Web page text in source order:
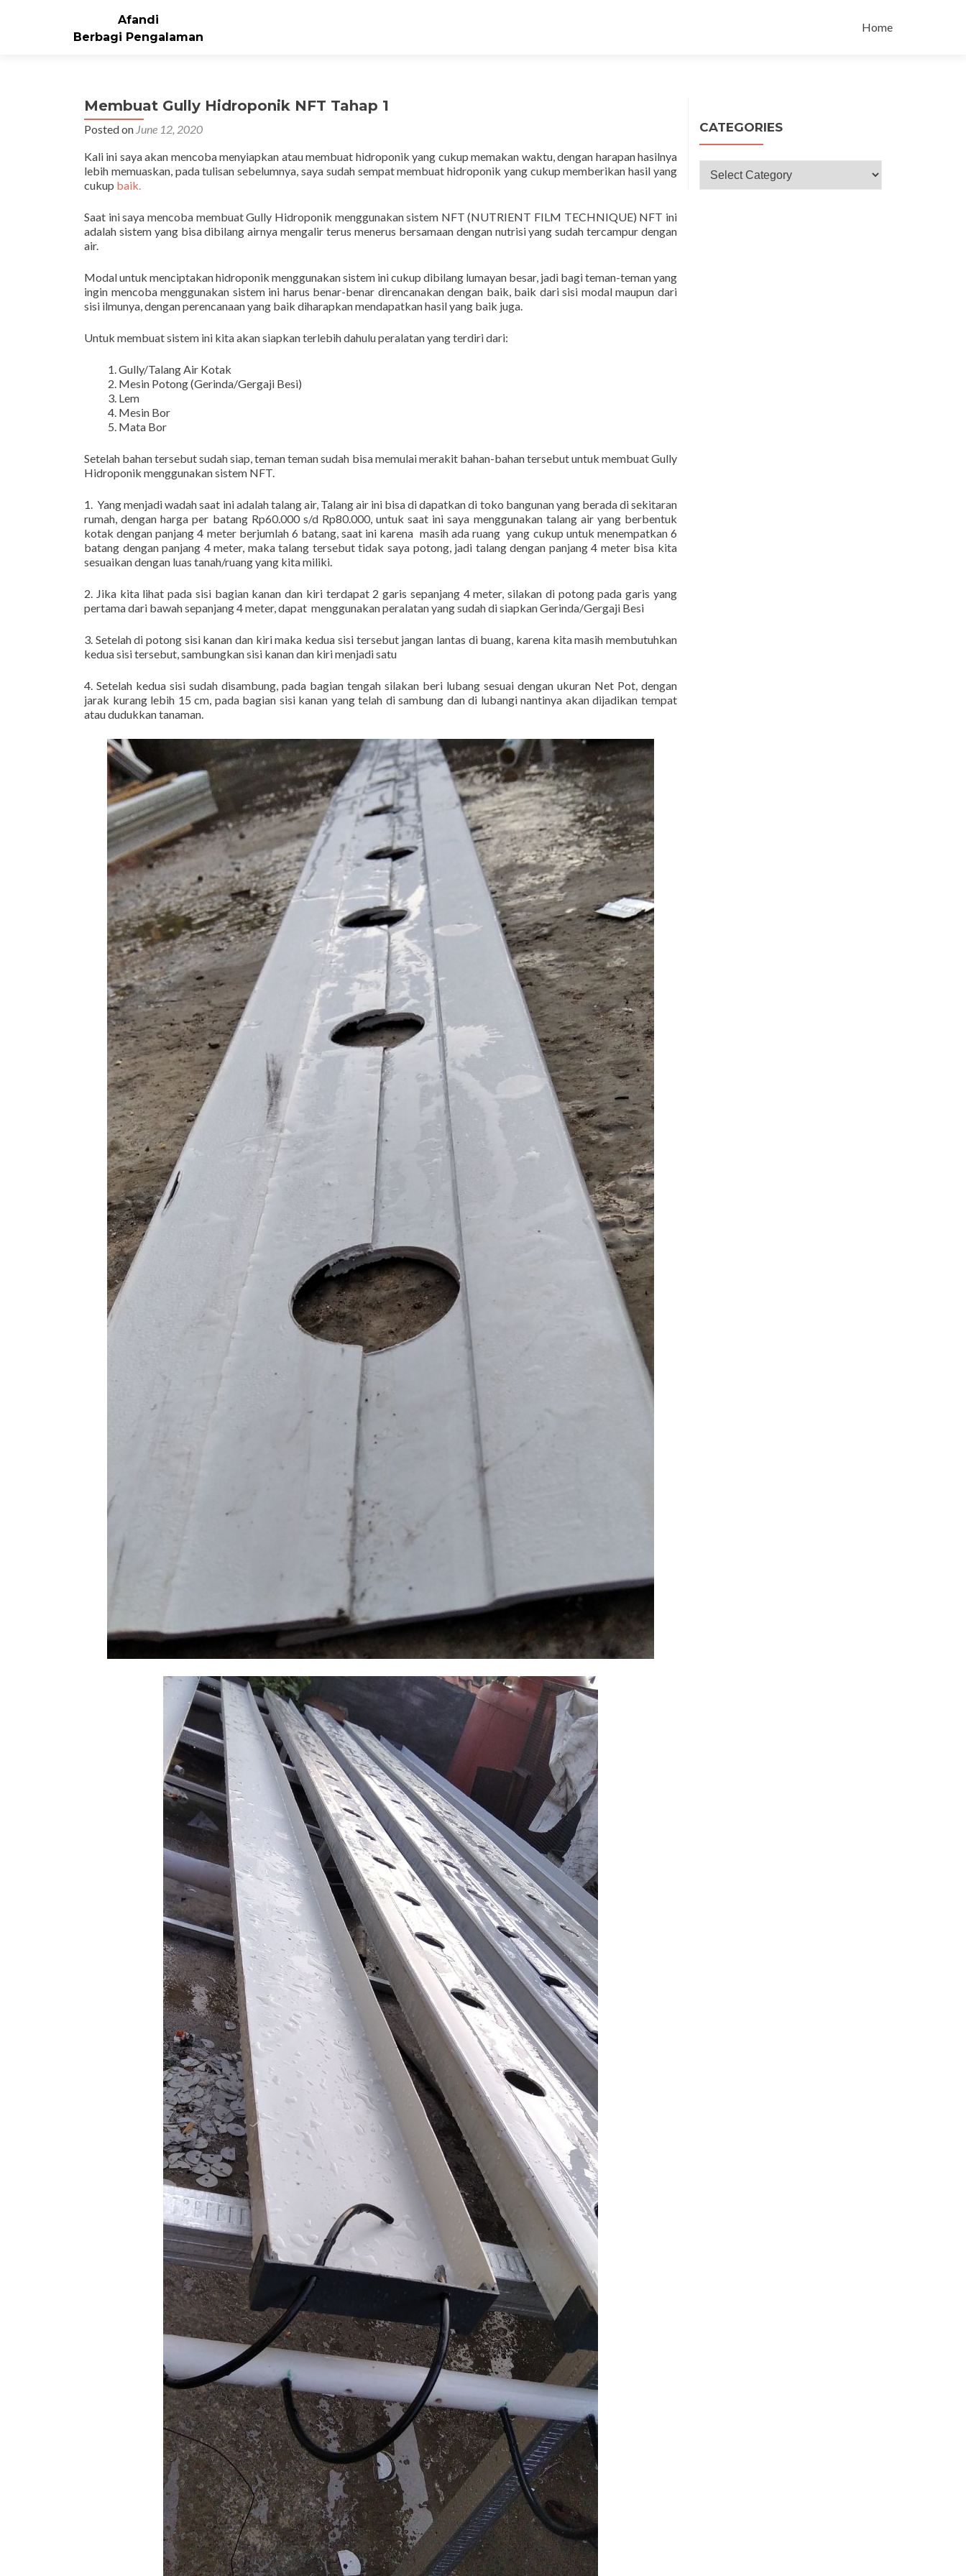
Afandi
Berbagi Pengalaman
to
Home
Membuat Gully Hidroponik NFT Tahap 1
Posted on June 12, 2020
Kali ini saya akan mencoba menyiapkan atau membuat hidroponik yang cukup memakan waktu, dengan harapan hasilnya
lebih memuaskan, pada tulisan sebelumnya, saya sudah sempat membuat hidroponik yang cukup memberikan hasil yang
cukup baik.
Saat ini saya mencoba membuat Gully Hidroponik menggunakan sistem NFT (NUTRIENT FILM TECHNIQUE) NFT ini
adalah sistem yang bisa dibilang airnya mengalir terus menerus bersamaan dengan nutrisi yang sudah tercampur dengan
air.
Modal untuk menciptakan hidroponik menggunakan sistem ini cukup dibilang lumayan besar, jadi bagi teman-teman yang
ingin mencoba menggunakan sistem ini harus benar-benar direncanakan dengan baik, baik dari sisi modal maupun dari
sisi ilmunya, dengan perencanaan yang baik diharapkan mendapatkan hasil yang baik juga.
Untuk membuat sistem ini kita akan siapkan terlebih dahulu peralatan yang terdiri dari:
Gully/Talang Air Kotak
Mesin Potong (Gerinda/Gergaji Besi)
Lem
Mesin Bor
Mata Bor
Setelah bahan tersebut sudah siap, teman teman sudah bisa memulai merakit bahan-bahan tersebut untuk membuat Gully
Hidroponik menggunakan sistem NFT.
1. Yang menjadi wadah saat ini adalah talang air, Talang air ini bisa di dapatkan di toko bangunan yang berada di sekitaran
rumah, dengan harga per batang Rp60.000 s/d Rp80.000, untuk saat ini saya menggunakan talang air yang berbentuk
kotak dengan panjang 4 meter berjumlah 6 batang, saat ini karena masih ada ruang yang cukup untuk menempatkan 6
batang dengan panjang 4 meter, maka talang tersebut tidak saya potong, jadi talang dengan panjang 4 meter bisa kita
sesuaikan dengan luas tanah/ruang yang kita miliki.
2. Jika kita lihat pada sisi bagian kanan dan kiri terdapat 2 garis sepanjang 4 meter, silakan di potong pada garis yang
pertama dari bawah sepanjang 4 meter, dapat menggunakan peralatan yang sudah di siapkan Gerinda/Gergaji Besi
3. Setelah di potong sisi kanan dan kiri maka kedua sisi tersebut jangan lantas di buang, karena kita masih membutuhkan
kedua sisi tersebut, sambungkan sisi kanan dan kiri menjadi satu
4. Setelah kedua sisi sudah disambung, pada bagian tengah silakan beri lubang sesuai dengan ukuran Net Pot, dengan
jarak kurang lebih 15 cm, pada bagian sisi kanan yang telah di sambung dan di lubangi nantinya akan dijadikan tempat
atau dudukkan tanaman.
CATEGORIES
Categories